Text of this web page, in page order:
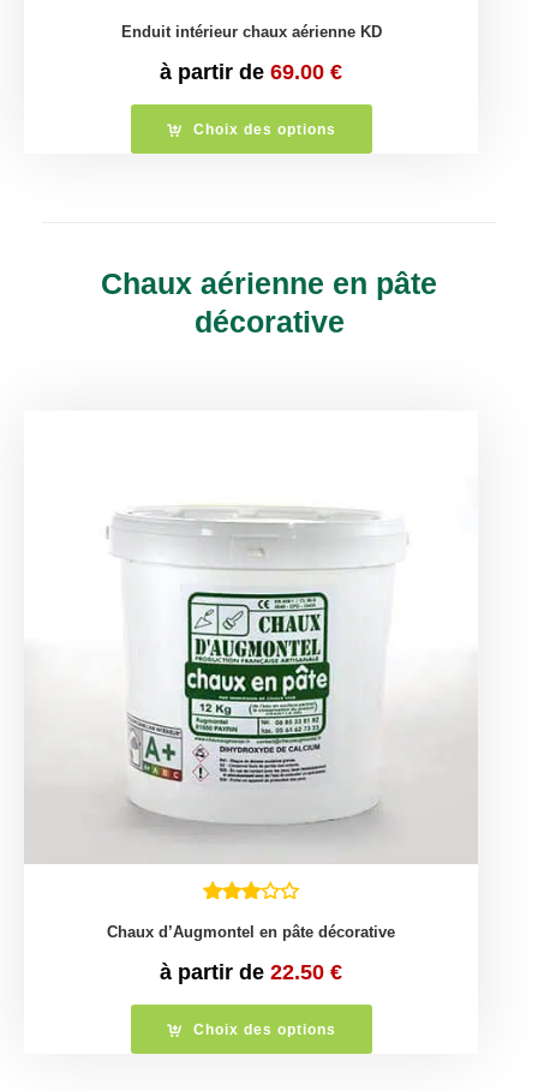
Enduit intérieur chaux aérienne KD
à partir de 69.00 €
Choix des options
Chaux aérienne en pâte
décorative
Chaux d’Augmontel en pâte décorative
à partir de 22.50 €
Choix des options